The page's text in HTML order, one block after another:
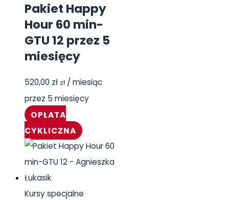
Pakiet Happy
Hour 60 min-
GTU 12 przez 5
miesięcy
520,00 zł zł / miesiąc
przez 5 miesięcy
OPŁATA
CYKLICZNA
Kursy specjalne